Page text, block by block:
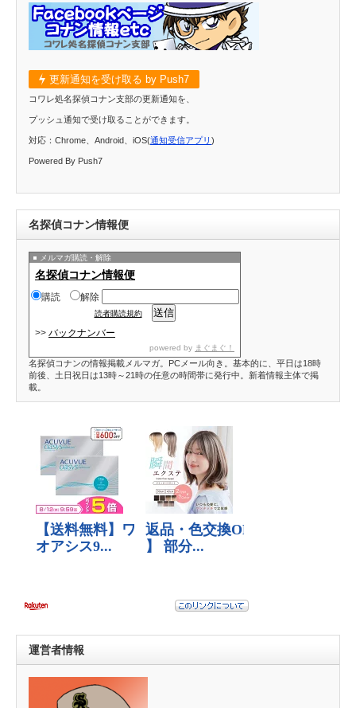
更新通知を受け取る by Push7
コワレ処名探偵コナン支部の更新通知を、
プッシュ通知で受け取ることができます。
対応：Chrome、Android、iOS(通知受信アプリ )
Powered By Push7
名探偵コナン情報便
メルマガ購読・解除
名探偵コナン情報便
購読 解除
読者購読規約
>> バックナンバー
powered by まぐまぐ！
名探偵コナンの情報掲載メルマガ。PCメール向き。基本的に、平日は18時
前後、土日祝日は13時～21時の任意の時間帯に発行中。新着情報主体で掲
載。
運営者情報